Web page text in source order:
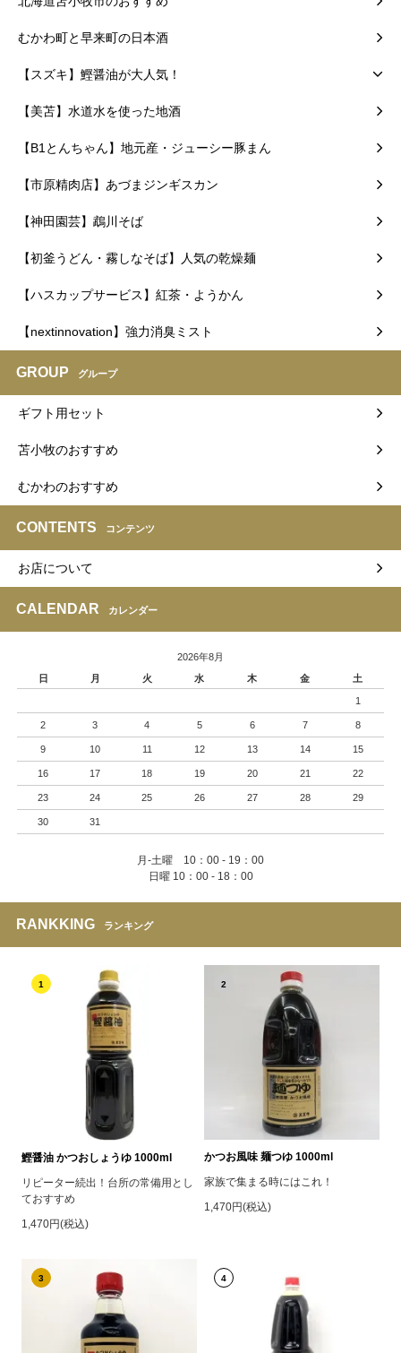
むかわ町と早来町の日本酒
【スズキ】鰹醤油が大人気！
【美苫】水道水を使った地酒
【B1とんちゃん】地元産・ジューシー豚まん
【市原精肉店】あづまジンギスカン
【神田園芸】鵡川そば
【初釜うどん・霧しなそば】人気の乾燥麺
【ハスカップサービス】紅茶・ようかん
【nextinnovation】強力消臭ミスト
GROUP グループ
ギフト用セット
苫小牧のおすすめ
むかわのおすすめ
CONTENTS コンテンツ
お店について
CALENDAR カレンダー
2026年8月
日
月 火 水 木 金 土
1
2 3 4 5 6 7 8
9 10 11 12 13 14 15
16 17 18 19 20 21 22
23 24 25 26 27 28 29
30 31
月-土曜 10：00 - 19：00
日曜 10：00 - 18：00
RANKKING ランキング
1
鰹醤油 かつおしょうゆ 1000ml
リピーター続出！台所の常備用とし
ておすすめ
1,470円(税込)
2
かつお風味 麺つゆ 1000ml
家族で集まる時にはこれ！
1,470円(税込)
3 4